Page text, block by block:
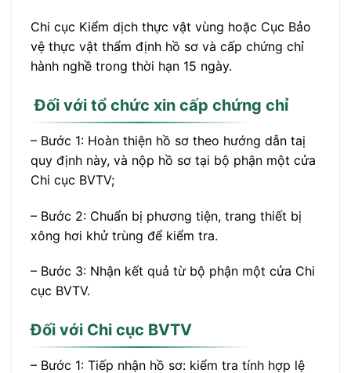
Chi cục Kiểm dịch thực vật vùng hoặc Cục Bảo
vệ thực vật thẩm định hồ sơ và cấp chứng chỉ
hành nghề trong thời hạn 15 ngày.
Đối với tổ chức xin cấp chứng chỉ
– Bước 1: Hoàn thiện hồ sơ theo hướng dẫn taị
quy định này, và nộp hồ sơ tại bộ phận một cửa
Chi cục BVTV;
– Bước 2: Chuẩn bị phương tiện, trang thiết bị
xông hơi khử trùng để kiểm tra.
– Bước 3: Nhận kết quả từ bộ phận một cửa Chi
cục BVTV.
Đối với Chi cục BVTV
– Bước 1: Tiếp nhận hồ sơ: kiểm tra tính hợp lệ